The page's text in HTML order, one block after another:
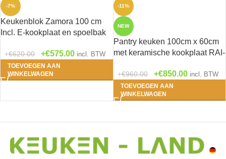
-7%
Keukenblok Zamora 100 cm
Incl. E-kookplaat en spoelbak
€620.00 €575.00 incl. BTW
TOEVOEGEN AAN
WINKELWAGEN
-11%
NEW
Pantry keuken 100cm x 60cm
met keramische kookplaat RAI-
€960.00 €850.00 incl. BTW
TOEVOEGEN AAN
WINKELWAGEN